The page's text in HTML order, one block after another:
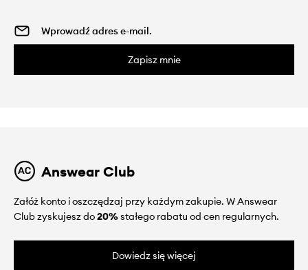
Zapisz mnie
Answear Club
Załóż konto i oszczędzaj przy każdym zakupie. W Answear
Club zyskujesz do20%stałego rabatu od cen regularnych.
Dowiedz się więcej